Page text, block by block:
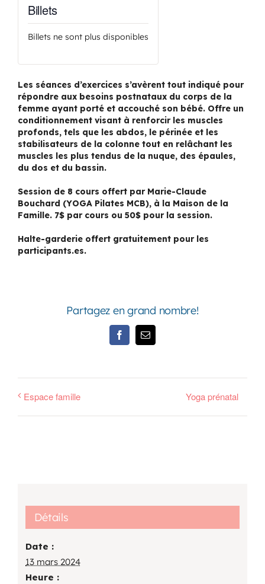
Billets
Billets ne sont plus disponibles
Les séances d’exercices s’avèrent tout indiqué pour
répondre aux besoins postnataux du corps de la
femme ayant porté et accouché son bébé. Offre un
conditionnement visant à renforcir les muscles
profonds, tels que les abdos, le périnée et les
stabilisateurs de la colonne tout en relâchant les
muscles les plus tendus de la nuque, des épaules,
du dos et du bassin.
Session de 8 cours offert par Marie-Claude
Bouchard (YOGA Pilates MCB), à la Maison de la
Famille. 7$ par cours ou 50$ pour la session.
Halte-garderie offert gratuitement pour les
participants.es.
Partagez en grand nombre!
FacebookEmail
Espace famille Yoga prénatal
Détails
Date :
13 mars 2024
Heure :